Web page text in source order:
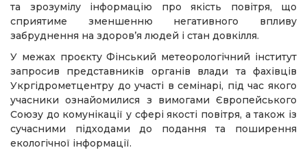
та зрозумілу інформацію про якість повітря, що
сприятиме зменшенню негативного впливу
забруднення на здоров’я людей і стан довкілля.
У межах проєкту Фінський метеорологічний інститут
запросив представників органів влади та фахівців
Укргідрометцентру до участі в семінарі, під час якого
учасники ознайомилися з вимогами Європейського
Союзу до комунікації у сфері якості повітря, а також із
сучасними підходами до подання та поширення
екологічної інформації.